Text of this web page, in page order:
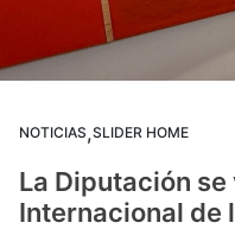
NOTICIAS,SLIDER HOME
La Diputación
Internacional de